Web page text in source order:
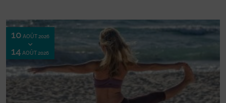
10 AOÛT 2026
14 AOÛT 2026